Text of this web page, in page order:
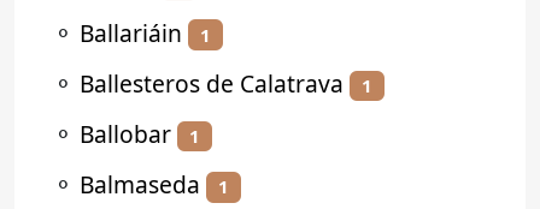
⚬ Ballariáin 1
⚬ Ballesteros de Calatrava 1
⚬ Ballobar 1
⚬ Balmaseda 1